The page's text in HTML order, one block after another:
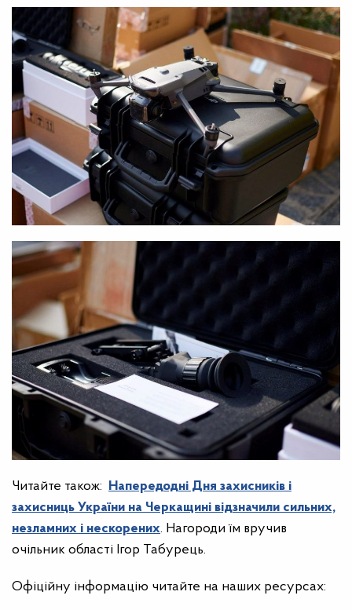
Читайте також: Напередодні Дня захисників і
захисниць України на Черкащині відзначили сильних,
незламних і нескорених. Нагороди їм вручив
очільник області Ігор Табурець.
Офіційну інформацію читайте на наших ресурсах: